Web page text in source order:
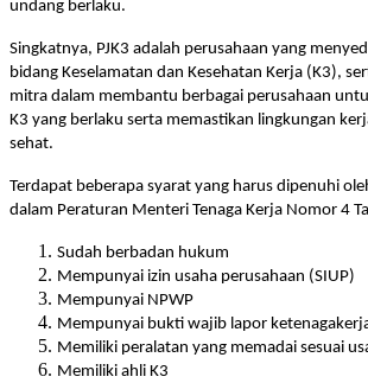
undang berlaku.
Singkatnya, PJK3 adalah perusahaan yang
bidang Keselamatan dan Kesehatan Kerja (K3),
mitra dalam membantu berbagai perusahaan
K3 yang berlaku serta memastikan lingkungan
sehat.
Terdapat beberapa syarat yang harus dipenuhi
dalam Peraturan Menteri Tenaga Kerja Nomor 4
Sudah berbadan hukum
Mempunyai izin usaha perusahaan (SIUP)
Mempunyai NPWP
Mempunyai bukti wajib lapor
Memiliki peralatan yang memadai sesuai
Memiliki ahli K3